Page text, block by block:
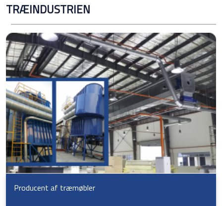
TRÆINDUSTRIEN
Producent af træmøbler